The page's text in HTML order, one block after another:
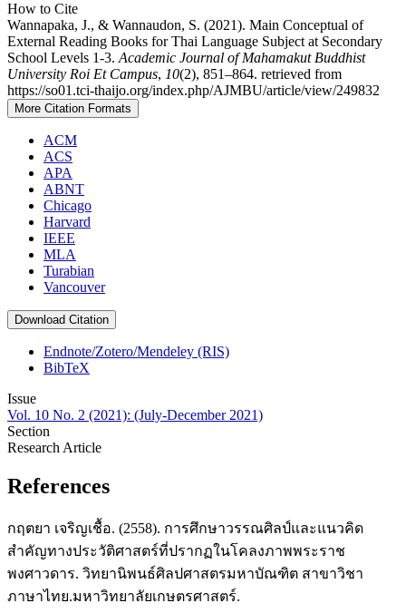
How to Cite
Wannapaka, J., & Wannaudon, S. (2021). Main Conceptual of
External Reading Books for Thai Language Subject at Secondary
School Levels 1-3. Academic Journal of Mahamakut Buddhist
University Roi Et Campus, 10(2), 851–864. retrieved from
https://so01.tci-thaijo.org/index.php/AJMBU/article/view/249832
More Citation Formats
ACM
ACS
APA
ABNT
Chicago
Harvard
IEEE
MLA
Turabian
Vancouver
Download Citation
Endnote/Zotero/Mendeley (RIS)
BibTeX
Issue
Vol. 10 No. 2 (2021): (July-December 2021)
Section
Research Article
References
กฤตยา เจริญเชื้อ. (2558). การศึกษาวรรณศิลป์และแนวคิด
สำคัญทางประวัติศาสตร์ที่ปรากฏในโคลงภาพพระราช
พงศาวดาร. วิทยานิพนธ์ศิลปศาสตรมหาบัณฑิต สาขาวิชา
ภาษาไทย.มหาวิทยาลัยเกษตรศาสตร์.